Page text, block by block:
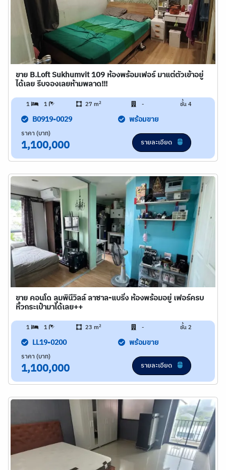
ขาย B.Loft Sukhumvit 109 ห้องพร้อมเฟอร์ มาแต่ตัวเข้าอยู่
ได้เลย รีบจองเลยห้ามพลาด!!!
1 1 27 m2 - ชั้น 4
B0919-0029 พร้อมขาย
ราคา (บาท)
1,100,000 รายละเอียด
ขาย คอนโด ลุมพินีวิลล์ ลาซาล-แบริ่ง ห้องพร้อมอยู่ เฟอร์ครบ
หิ้วกระเป๋ามาได้เลย++
1 1 23 m2 - ชั้น 2
LL19-0200 พร้อมขาย
ราคา (บาท)
1,100,000 รายละเอียด